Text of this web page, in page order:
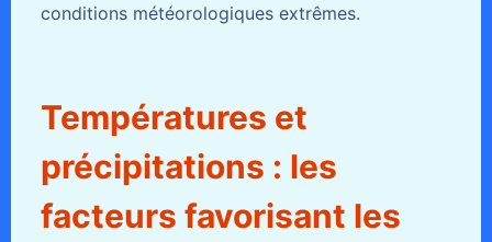
conditions météorologiques extrêmes.
Températures et
précipitations : les
facteurs favorisant les